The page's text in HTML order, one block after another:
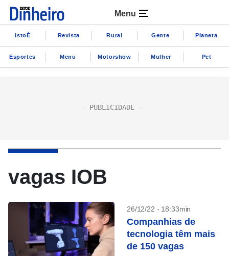
Menu
IstoÉ Revista Rural Gente Planeta
Esportes Menu Motorshow Mulher Pet
vagas IOB
26/12/22 - 18:33min
Companhias de
tecnologia têm mais
de 150 vagas